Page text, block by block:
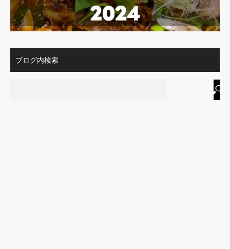
ブログ内検索